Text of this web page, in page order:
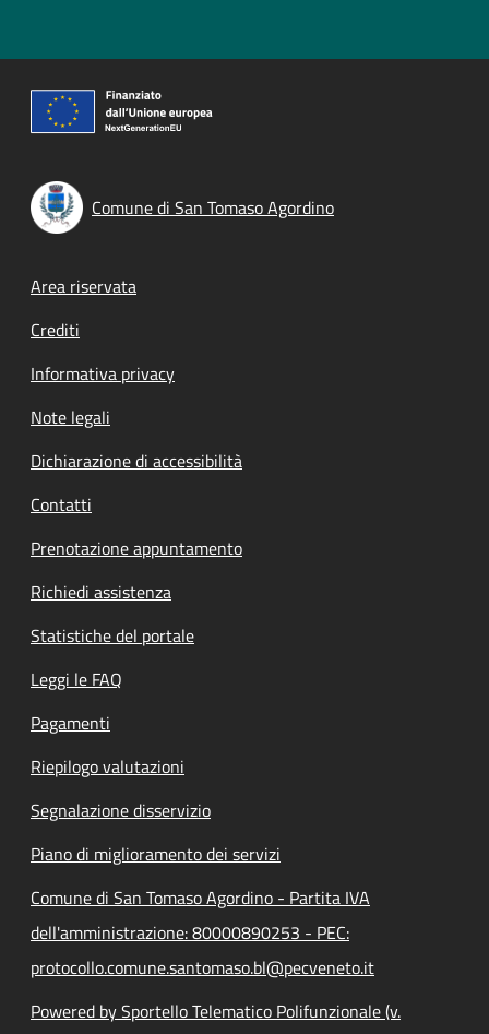
Comune di San Tomaso Agordino
Footer menu
Area riservata
Crediti
Informativa privacy
Note legali
Dichiarazione di accessibilità
Contatti
Prenotazione appuntamento
Richiedi assistenza
Statistiche del portale
Leggi le FAQ
Pagamenti
Riepilogo valutazioni
Segnalazione disservizio
Piano di miglioramento dei servizi
Comune di San Tomaso Agordino - Partita IVA
dell'amministrazione: 80000890253 - PEC:
protocollo.comune.santomaso.bl@pecveneto.it
Powered by Sportello Telematico Polifunzionale (v.